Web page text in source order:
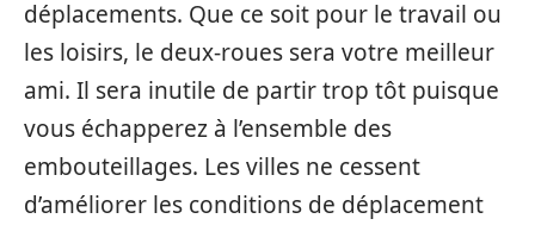
déplacements. Que ce soit pour le travail ou
les loisirs, le deux-roues sera votre meilleur
ami. Il sera inutile de partir trop tôt puisque
vous échapperez à l’ensemble des
embouteillages. Les villes ne cessent
d’améliorer les conditions de déplacement